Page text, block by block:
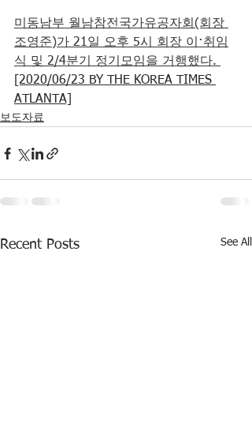
미동남부 월남참전국가유공자회(회장
조영준)가 21일 오후 5시 회장 이·취임
식 및 2/4분기 정기모임을 거행했다.
[2020/06/23 BY THE KOREA TIMES
ATLANTA]
보도자료
Recent Posts See All